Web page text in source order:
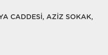
CADDESİ, AZİZ SOKAK,